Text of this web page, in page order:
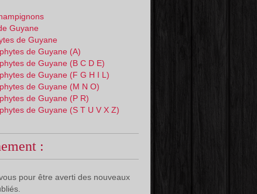
Guyane
de Guyane
de Guyane (A)
de Guyane (B C D E)
de Guyane (F G H I L)
de Guyane (M N O)
de Guyane (P R)
de Guyane (S T U V X Z)
:
pour être averti des nouveaux